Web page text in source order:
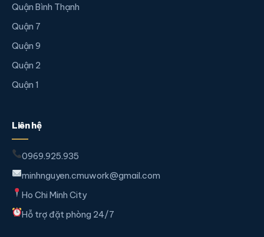
Quận Bình Thạnh
Quận 7
Quận 9
Quận 2
Quận 1
Liên hệ
0969.925.935
minhnguyen.cmuwork@gmail.com
Ho Chi Minh City
Hỗ trợ đặt phòng 24/7